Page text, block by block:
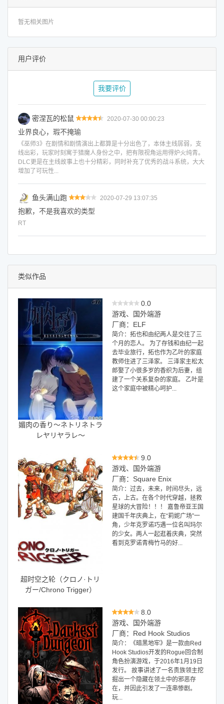
暂无相关图片
用户评价
我要评价
密涅瓦的松鼠 2020-07-30 00:00:23
业界良心，瑕不掩瑜
《巫师3》在剧情和剧情演出上都算是十分出色了，本体主线孱弱，支
线出彩，玩家时刻寓于猎魔人身份之中，把有限视角运用得炉火纯青。
DLC更是在主线故事上也十分精彩，同时补充了优秀的战斗系统，大大
增加了可玩性...
鱼头满山跑 2020-07-29 13:07:35
抱歉，不是我喜欢的类型
RT
类似作品
媚肉の香り～ネトリネトラ
レヤリヤラレ～
0.0
游戏、国外端游
厂商：ELF
简介：拓也和由纪两人是交往了三
个月的恋人。 为了存钱和由纪一起
去毕业旅行，拓也作为乙叶的家庭
教师住进了三泽家。 三泽家主松太
郎娶了小很多岁的香织为后妻，组
建了一个关系复杂的家庭。 乙叶是
这个家庭中被精心呵护...
超时空之轮（クロノ·トリ
ガー/Chrono Trigger）
9.0
游戏、国外端游
厂商：Square Enix
简介：过去，未来，时间尽头，远
古，上古。在各个时代穿越，拯救
星球的大冒险！！！ 嘉鲁帝亚王国
建国千年庆典上，在“莉妮广场”一
角，少年克罗诺巧遇一位名叫玛尔
的少女。两人一起逛着庆典，突然
看到克罗诺青梅竹马的好...
8.0
游戏、国外端游
厂商：Red Hook Studios
简介：《暗黑地牢》是一款由Red
Hook Studios开发的Rogue回合制
角色扮演游戏，于2016年1月19日
发行。 故事讲述了一名贵族领主挖
掘出一个隐藏在领土中的邪恶存
在，并因此引发了一连串惨剧。
玩...